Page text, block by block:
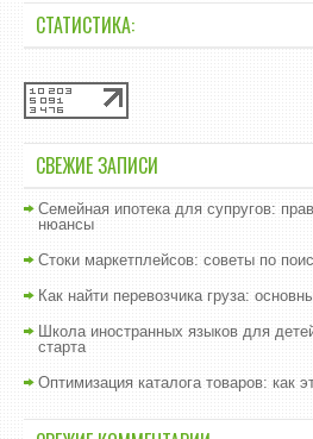
СТАТИСТИКА:
СВЕЖИЕ ЗАПИСИ
Семейная ипотека для супругов:
нюансы
Стоки маркетплейсов: советы по
Как найти перевозчика груза:
Школа иностранных языков для
старта
Оптимизация каталога товаров: как